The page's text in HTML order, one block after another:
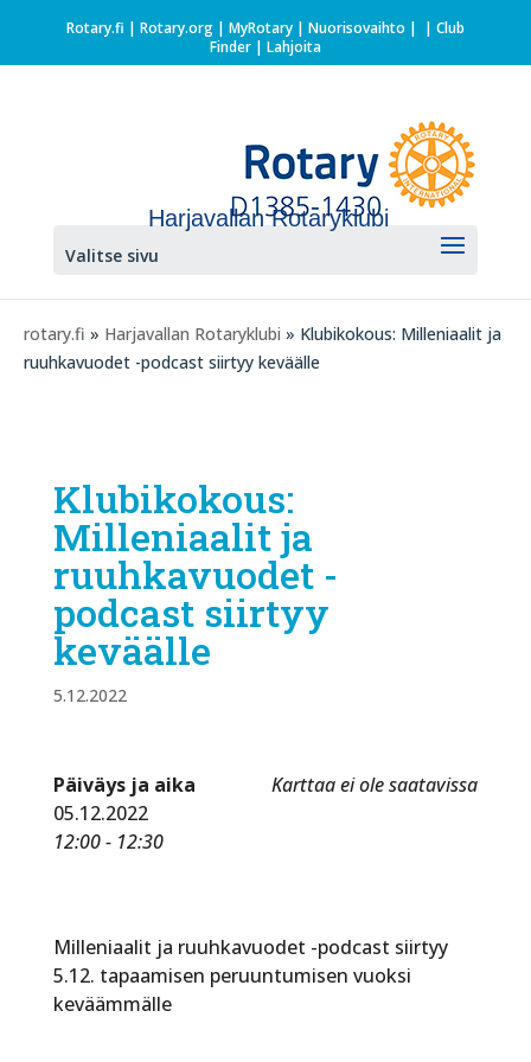
Rotary.fi | Rotary.org| MyRotary | Nuorisovaihto | | Club
Finder| Lahjoita
Harjavallan Rotaryklubi
Valitse sivu
rotary.fi » Harjavallan Rotaryklubi » Klubikokous: Milleniaalit ja
ruuhkavuodet -podcast siirtyy keväälle
Klubikokous:
Milleniaalit ja
ruuhkavuodet -
podcast siirtyy
keväälle
5.12.2022
Karttaa ei ole saatavissa
Päiväys ja aika
05.12.2022
12:00 - 12:30
Milleniaalit ja ruuhkavuodet -podcast siirtyy
5.12. tapaamisen peruuntumisen vuoksi
keväämmälle